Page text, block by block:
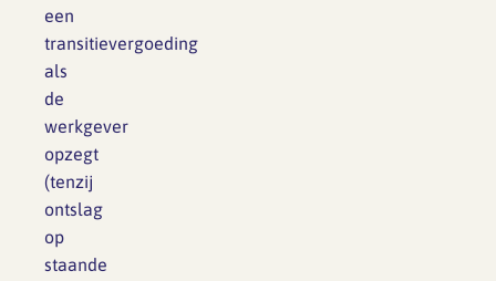
een
transitievergoeding
als
de
werkgever
opzegt
(tenzij
ontslag
op
staande